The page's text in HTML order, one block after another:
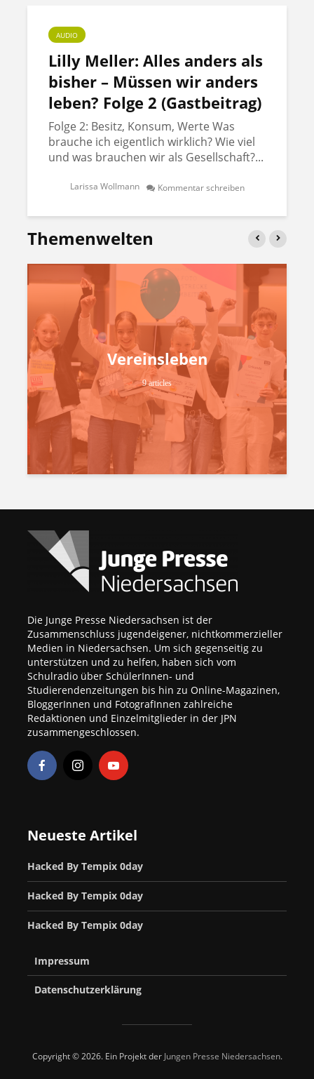
AUDIO
Lilly Meller: Alles anders als
bisher – Müssen wir anders
leben? Folge 2 (Gastbeitrag)
Folge 2: Besitz, Konsum, Werte Was
brauche ich eigentlich wirklich? Wie viel
und was brauchen wir als Gesellschaft?...
Larissa Wollmann Kommentar schreiben
Themenwelten
Vereinsleben
9 articles
Die Junge Presse Niedersachsen ist der
Zusammenschluss jugendeigener, nichtkommerzieller
Medien in Niedersachsen. Um sich gegenseitig zu
unterstützen und zu helfen, haben sich vom
Schulradio über SchülerInnen- und
Studierendenzeitungen bis hin zu Online-Magazinen,
BloggerInnen und FotografInnen zahlreiche
Redaktionen und Einzelmitglieder in der JPN
zusammengeschlossen.
Neueste Artikel
Hacked By Tempix 0day
Hacked By Tempix 0day
Hacked By Tempix 0day
Impressum
Datenschutzerklärung
Copyright © 2026. Ein Projekt der Jungen Presse Niedersachsen.